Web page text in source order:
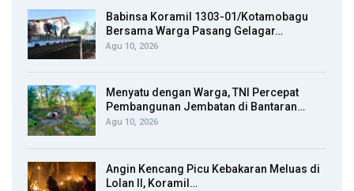
Babinsa Koramil 1303-01/Kotamobagu
Bersama Warga Pasang Gelagar…
Agu 10, 2026
Menyatu dengan Warga, TNI Percepat
Pembangunan Jembatan di Bantaran…
Agu 10, 2026
Angin Kencang Picu Kebakaran Meluas di
Lolan II, Koramil…